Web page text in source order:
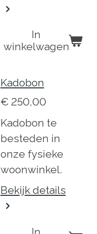
In
winkelwagen
Kadobon
€ 250,00
Kadobon te
besteden in
onze fysieke
woonwinkel.
Bekijk details